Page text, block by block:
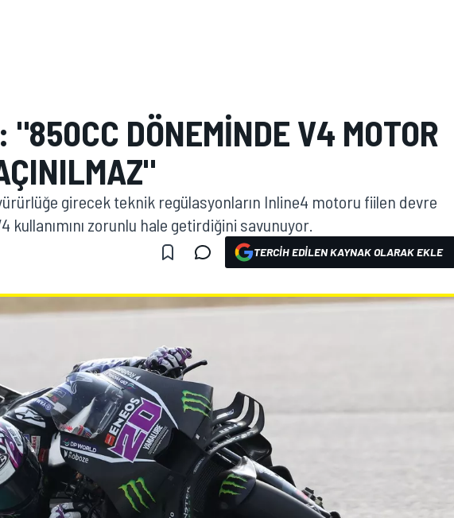
"850CC DÖNEMINDE V4 MOTOR
girecek teknik regülasyonların Inline4 motoru fiilen devre
V4 kullanımını zorunlu hale getirdiğini savunuyor.
TERCIH EDILEN KAYNAK OLARAK EKLE